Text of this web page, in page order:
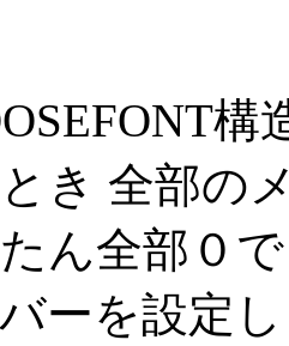
き 全部の
ん全部０
ーを設定